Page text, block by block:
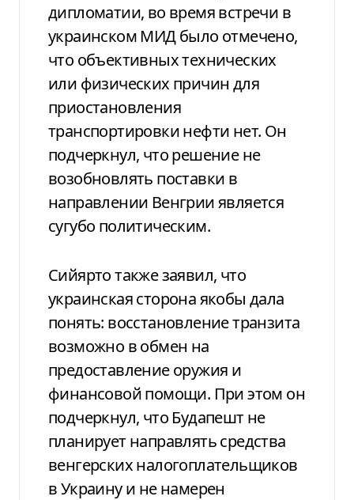
дипломатии, во время встречи в
украинском МИД было отмечено,
что объективных технических
или физических причин для
приостановления
транспортировки нефти нет. Он
подчеркнул, что решение не
возобновлять поставки в
направлении Венгрии является
сугубо политическим.
Сийярто также заявил, что
украинская сторона якобы дала
понять: восстановление транзита
возможно в обмен на
предоставление оружия и
финансовой помощи. При этом он
подчеркнул, что Будапешт не
планирует направлять средства
венгерских налогоплательщиков
в Украину и не намерен